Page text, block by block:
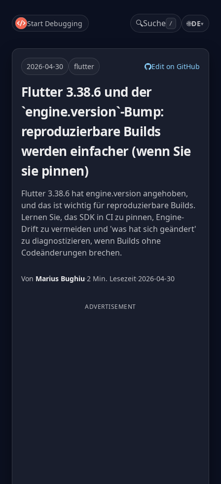
Start Debugging 🔍Suche / 🌐DE▾
2026-04-30 flutter Edit on GitHub
Flutter 3.38.6 und der
`engine.version`-Bump:
reproduzierbare Builds
werden einfacher (wenn Sie
sie pinnen)
Flutter 3.38.6 hat engine.version angehoben,
und das ist wichtig für reproduzierbare Builds.
Lernen Sie, das SDK in CI zu pinnen, Engine-
Drift zu vermeiden und 'was hat sich geändert'
zu diagnostizieren, wenn Builds ohne
Codeänderungen brechen.
Von Marius Bughiu·2 Min. Lesezeit·2026-04-30
ADVERTISEMENT